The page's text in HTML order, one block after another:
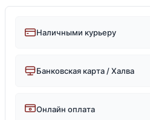
Наличными курьеру
Банковская карта / Халва
Онлайн оплата